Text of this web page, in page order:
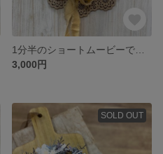
3,000円
SOLD OUT